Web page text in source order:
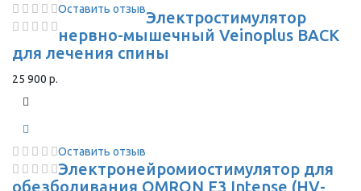
Оставить отзывЭлектростимулятор
нервно-мышечный Veinoplus BACK
для лечения спины
25 900 р.
Оставить отзыв
Электронейромиостимулятор для
обезболивания OMRON Е3 Intense (HV-